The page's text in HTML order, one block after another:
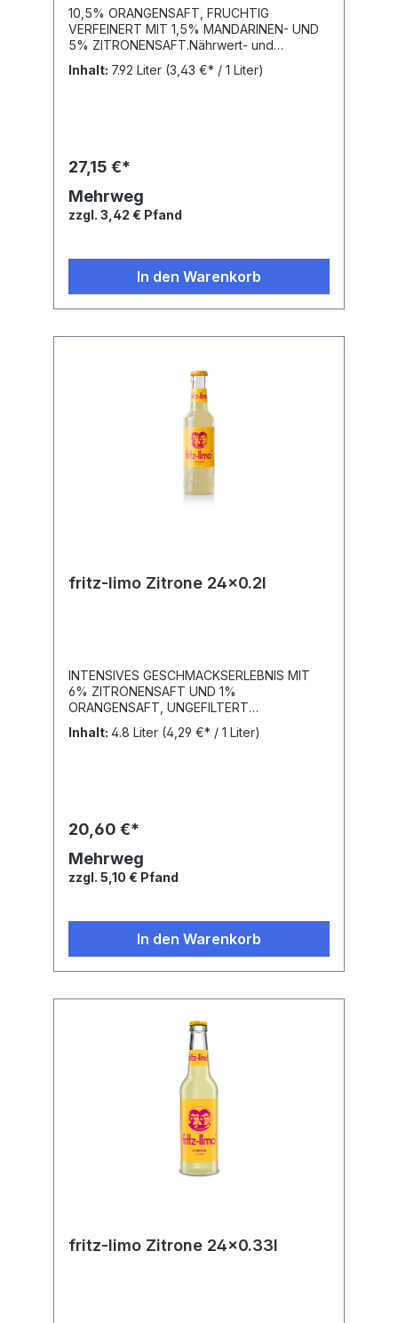
10,5% ORANGENSAFT, FRUCHTIG
VERFEINERT MIT 1,5% MANDARINEN- UND
5% ZITRONENSAFT.Nährwert- und
Brennwertangaben je 100ml: Brennwert
156kJ (37kcal) / Kohlenhydrate 8,7g; davon
Orangen- und Zitronenextrakt, natürliches
Orangenaroma, Antioxidationsmittel
Ascorbinsäure, Stabilisator
Johannisbrotkernmehl, Farbstoff Carotin *
Inhalt: 7.92 Liter (3,43 €* / 1 Liter)
27,15 €*
Mehrweg
zzgl. 3,42 € Pfand
In den Warenkorb
fritz-limo Zitrone 24x0.2l
INTENSIVES GESCHMACKSERLEBNIS MIT
6% ZITRONENSAFT UND 1%
ORANGENSAFT, UNGEFILTERT
TRÜB.Nährwert- und Brennwertangaben je
100ml: Brennwert 146kJ (34kcal) / Eiweiß <
Kohlensäure, Zitronen- und Orangenextrakt,
Natürliches Citrusaroma, Antioxidationsmittel
Ascorbinsäure, Stabilisator
Johannisbrotkernmehl. *aus
Inhalt: 4.8 Liter (4,29 €* / 1 Liter)
20,60 €*
Mehrweg
zzgl. 5,10 € Pfand
In den Warenkorb
fritz-limo Zitrone 24x0.33l